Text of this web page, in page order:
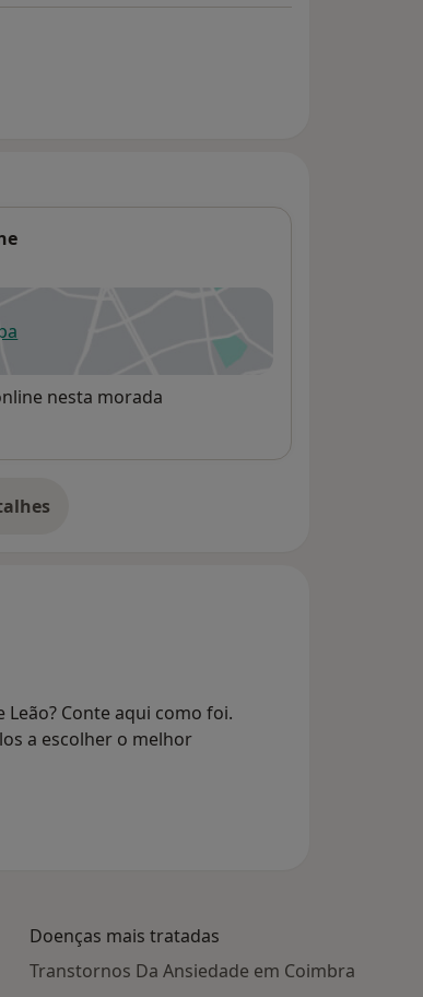
novo separador
nesta morada
endereço
Conte aqui como foi.
a escolher o melhor
Doenças mais tratadas
Transtornos Da Ansiedade em Coimbra